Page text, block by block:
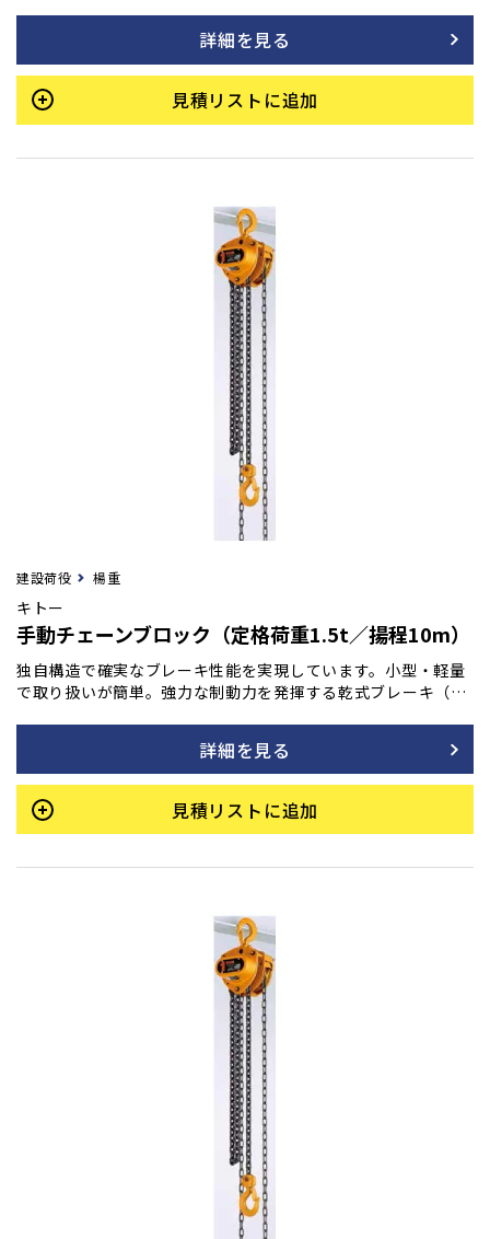
でも優れた耐久性を持ち、巻き下げ時の手動操作も常に軽く、
スムーズな動きを維持します。
詳細を見る
見積リストに追加
建設荷役 楊重
キトー
手動チェーンブロック（定格荷重1.5t／揚程10m）
独自構造で確実なブレーキ性能を実現しています。小型・軽量
で取り扱いが簡単。強力な制動力を発揮する乾式ブレーキ（ノ
でも優れた耐久性を持ち、巻き下げ時の手動操作も常に軽く、
スムーズな動きを維持します。
詳細を見る
見積リストに追加